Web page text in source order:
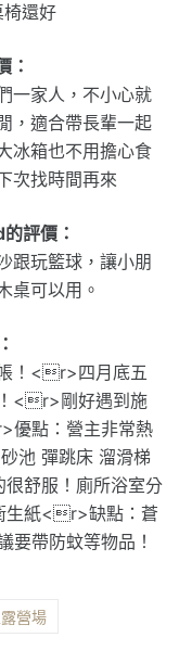
椅還好
：
一家人，不小心就
，適合帶長輩一起
冰箱也不用擔心食
次找時間再來
評價：
跟玩籃球，讓小朋
桌可以用。
！<r>四月底五
<r>剛好遇到施
優點：營主非常熱
池 彈跳床 溜滑梯
舒服！廁所浴室分
生紙<r>缺點：蒼
帶防蚊等物品！
營場